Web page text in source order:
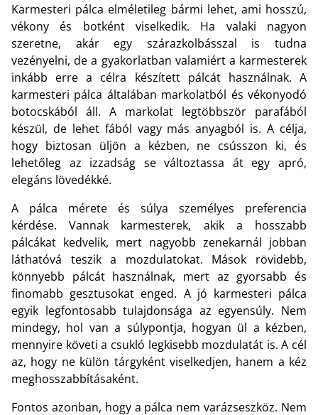
Karmesteri pálca elméletileg bármi lehet, ami hosszú,
vékony és botként viselkedik. Ha valaki nagyon
szeretne, akár egy szárazkolbásszal is tudna
vezényelni, de a gyakorlatban valamiért a karmesterek
inkább erre a célra készített pálcát használnak. A
karmesteri pálca általában markolatból és vékonyodó
botocskából áll. A markolat legtöbbször parafából
készül, de lehet fából vagy más anyagból is. A célja,
hogy biztosan üljön a kézben, ne csússzon ki, és
lehetőleg az izzadság se változtassa át egy apró,
elegáns lövedékké.
A pálca mérete és súlya személyes preferencia
kérdése. Vannak karmesterek, akik a hosszabb
pálcákat kedvelik, mert nagyobb zenekarnál jobban
láthatóvá teszik a mozdulatokat. Mások rövidebb,
könnyebb pálcát használnak, mert az gyorsabb és
finomabb gesztusokat enged. A jó karmesteri pálca
egyik legfontosabb tulajdonsága az egyensúly. Nem
mindegy, hol van a súlypontja, hogyan ül a kézben,
mennyire követi a csukló legkisebb mozdulatát is. A cél
az, hogy ne külön tárgyként viselkedjen, hanem a kéz
meghosszabbításaként.
Fontos azonban, hogy a pálca nem varázseszköz. Nem